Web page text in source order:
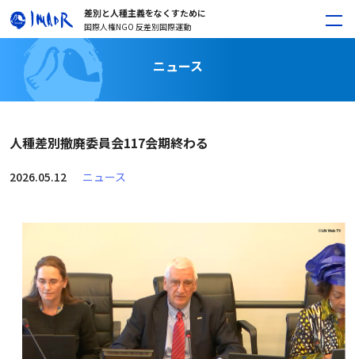
差別と人種主義をなくすために
国際人権NGO 反差別国際運動
ニュース
人種差別撤廃委員会117会期終わる
2026.05.12 ニュース